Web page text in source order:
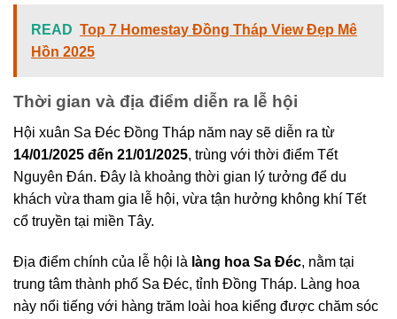
READ Top 7 Homestay Đồng Tháp View Đẹp Mê
Hồn 2025
Thời gian và địa điểm diễn ra lễ hội
Hội xuân Sa Đéc Đồng Tháp năm nay sẽ diễn ra từ
14/01/2025 đến 21/01/2025, trùng với thời điểm Tết
Nguyên Đán. Đây là khoảng thời gian lý tưởng để du
khách vừa tham gia lễ hội, vừa tận hưởng không khí Tết
cổ truyền tại miền Tây.
Địa điểm chính của lễ hội là làng hoa Sa Đéc, nằm tại
trung tâm thành phố Sa Đéc, tỉnh Đồng Tháp. Làng hoa
này nổi tiếng với hàng trăm loài hoa kiểng được chăm sóc